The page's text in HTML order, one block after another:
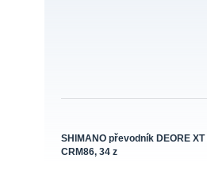
SHIMANO převodník DEORE XT
CRM86, 34 z